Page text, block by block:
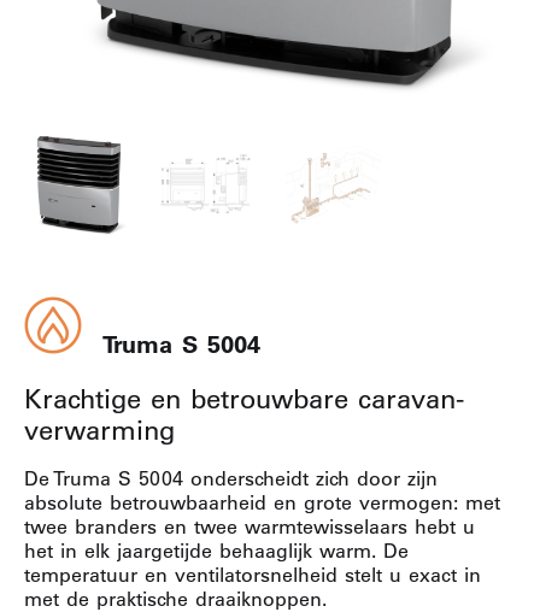
Truma S 5004
Krachtige en betrouwbare caravan-
verwarming
De Truma S 5004 onderscheidt zich door zijn
absolute betrouwbaarheid en grote vermogen: met
twee branders en twee warmtewisselaars hebt u
het in elk jaargetijde behaaglijk warm. De
temperatuur en ventilatorsnelheid stelt u exact in
met de praktische draaiknoppen.